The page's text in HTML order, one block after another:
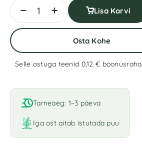
Lisa Korvi
Osta Kohe
Selle ostuga teenid 0,12 € boonusraha
Tarneaeg: 1–3 päeva
Iga ost aitab istutada puu